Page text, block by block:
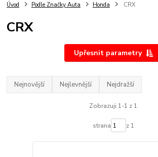
Úvod Podle Značky Auta Honda CRX
CRX
Upřesnit parametry
Nejnovější Nejlevnější Nejdražší
Zobrazuji 1-1 z 1
strana z 1